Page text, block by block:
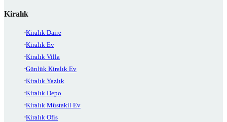
Kiralık
Kiralık Daire
Kiralık Ev
Kiralık Villa
Günlük Kiralık Ev
Kiralık Yazlık
Kiralık Depo
Kiralık Müstakil Ev
Kiralık Ofis